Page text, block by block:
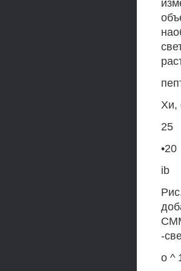
Хи,
25
•20
ib
-
о ^